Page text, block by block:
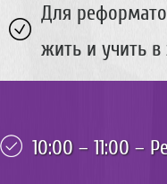
в
о
к
и
Для
жить и учить
10:00 – 11:00 –